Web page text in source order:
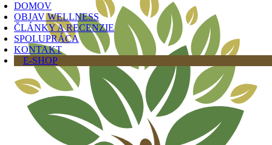
DOMOV
OBJAV WELLNESS
ČLÁNKY A RECENZIE
SPOLUPRÁCA
KONTAKT
E-SHOP